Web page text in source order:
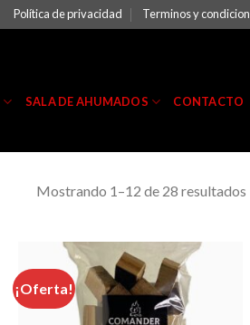
Política de privacidad Terminos y
SALA DE AHUMADOS CONTACTO
Mostrando 1–12 de 28 resultados
¡Oferta!